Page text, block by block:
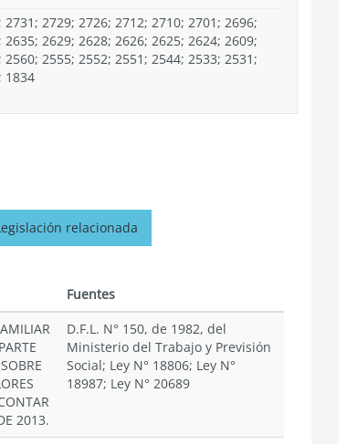
2729; 2726; 2712; 2710; 2701; 2696;
2629; 2628; 2626; 2625; 2624; 2609;
2555; 2552; 2551; 2544; 2533; 2531;
1834
relacionada
Fuentes
2013.
D.F.L. N° 150, de 1982, del
Ministerio del Trabajo y Previsión
Social; Ley N° 18806; Ley N°
18987; Ley N° 20689